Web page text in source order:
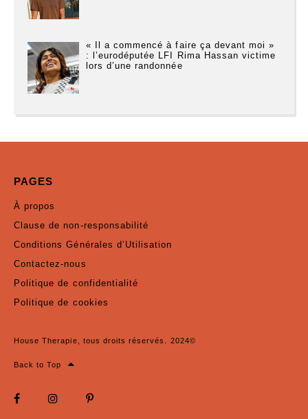
« Il a commencé à faire ça devant moi »
: l’eurodéputée LFI Rima Hassan victime
lors d’une randonnée
PAGES
À propos
Clause de non-responsabilité
Conditions Générales d’Utilisation
Contactez-nous
Politique de confidentialité
Politique de cookies
House Therapie, tous droits réservés. 2024©
Back to Top